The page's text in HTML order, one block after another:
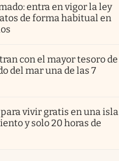
entra en vigor la ley
de forma habitual en
con el mayor tesoro de
del mar una de las 7
vivir gratis en una isla
y solo 20 horas de